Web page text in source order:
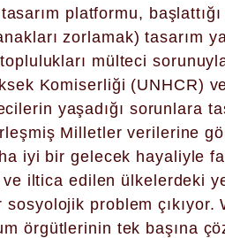
platformu,
zorlamak) tasarım
toplulukları mülteci
Komiserliği (UNHCR) ve
yaşadığı sorunlara
Milletler verilerine
iyi bir gelecek hayaliyle
iltica edilen ülkelerdeki
problem çıkıyor.
örgütlerinin tek başına